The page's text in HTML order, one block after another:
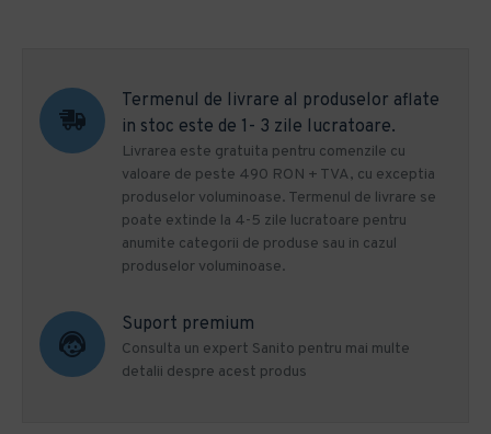
Termenul de livrare al produselor aflate
in stoc este de 1- 3 zile lucratoare.
Livrarea este gratuita pentru comenzile cu
valoare de peste 490 RON + TVA, cu exceptia
produselor voluminoase. Termenul de livrare se
poate extinde la 4-5 zile lucratoare pentru
anumite categorii de produse sau in cazul
produselor voluminoase.
Suport premium
Consulta un expert Sanito pentru mai multe
detalii despre acest produs